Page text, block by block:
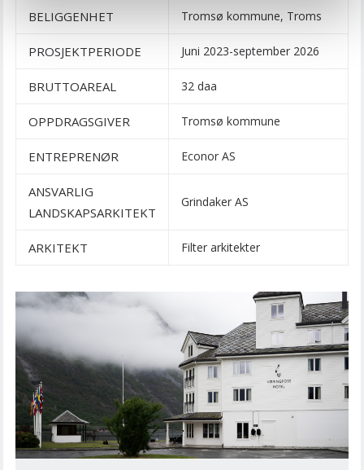
BELIGGENHET Tromsø kommune, Troms
PROSJEKTPERIODE Juni 2023-september 2026
BRUTTOAREAL 32 daa
OPPDRAGSGIVER Tromsø kommune
ENTREPRENØR Econor AS
ANSVARLIG
LANDSKAPSARKITEKT
Grindaker AS
ARKITEKT Filter arkitekter